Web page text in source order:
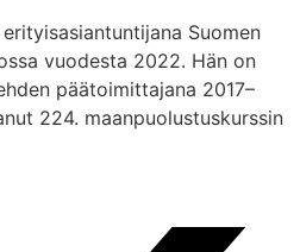
Suomen
vuodesta 2022. Hän on
päätoimittajana 2017–
224. maanpuolustuskurssin